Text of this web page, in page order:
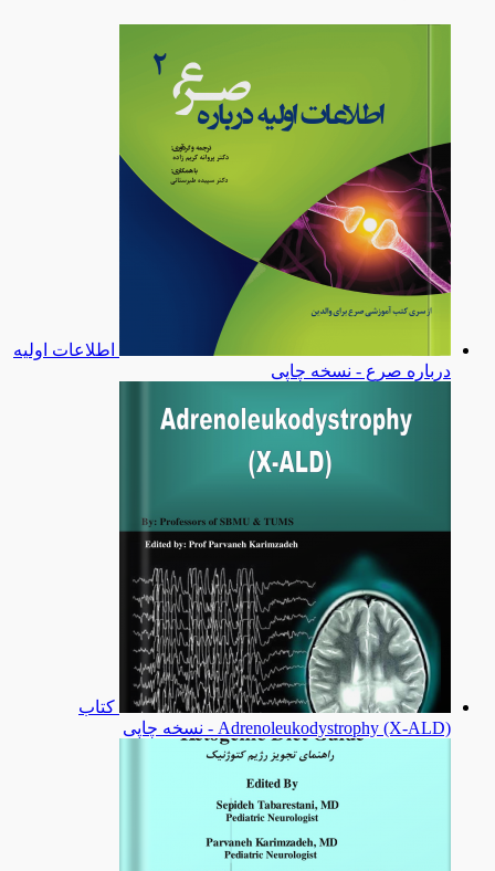
اطلاعات اولیه
درباره صرع - نسخه چاپی
کتاب
Adrenoleukodystrophy (X-ALD) - نسخه چاپی